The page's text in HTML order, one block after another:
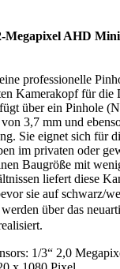
Megapixel AHD
professionelle
Kamerakopf für die
über ein Pinhole
3,7 mm und
Sie eignet sich für
im privaten oder
Baugröße mit
liefert diese
sie auf schwarz/
über das
1/3“ 2,0